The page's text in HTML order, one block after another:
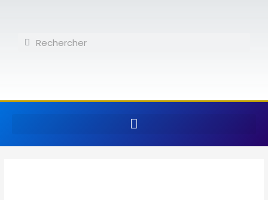
contenuRechercher
Rechercher